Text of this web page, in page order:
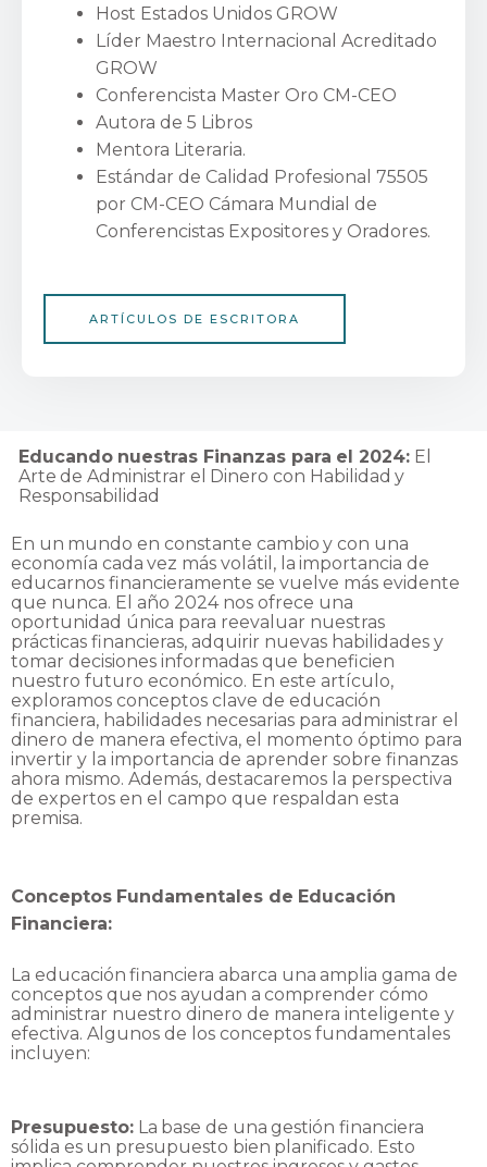
Host Estados Unidos GROW
Líder Maestro Internacional Acreditado
GROW
Conferencista Master Oro CM-CEO
Autora de 5 Libros
Mentora Literaria.
Estándar de Calidad Profesional 75505
por CM-CEO Cámara Mundial de
Conferencistas Expositores y Oradores.
ARTÍCULOS DE ESCRITORA
Educando nuestras Finanzas para el 2024: El
Arte de Administrar el Dinero con Habilidad y
Responsabilidad
En un mundo en constante cambio y con una
economía cada vez más volátil, la importancia de
educarnos financieramente se vuelve más evidente
que nunca. El año 2024 nos ofrece una
oportunidad única para reevaluar nuestras
prácticas financieras, adquirir nuevas habilidades y
tomar decisiones informadas que beneficien
nuestro futuro económico. En este artículo,
exploramos conceptos clave de educación
financiera, habilidades necesarias para administrar el
dinero de manera efectiva, el momento óptimo para
invertir y la importancia de aprender sobre finanzas
ahora mismo. Además, destacaremos la perspectiva
de expertos en el campo que respaldan esta
premisa.
Conceptos Fundamentales de Educación
Financiera:
La educación financiera abarca una amplia gama de
conceptos que nos ayudan a comprender cómo
administrar nuestro dinero de manera inteligente y
efectiva. Algunos de los conceptos fundamentales
incluyen:
Presupuesto: La base de una gestión financiera
sólida es un presupuesto bien planificado. Esto